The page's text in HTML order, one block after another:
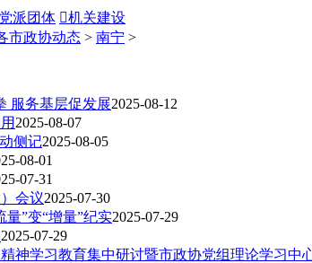
党派团体 机关建设
市政协动态 > 南宁 >
服务基层促发展2025-08-12
2025-08-07
侧记2025-08-05
08-01
07-31
会议2025-07-30
量”变“增量”纪实2025-07-29
2025-07-29
神学习教育集中研讨暨市政协党组理论学习中